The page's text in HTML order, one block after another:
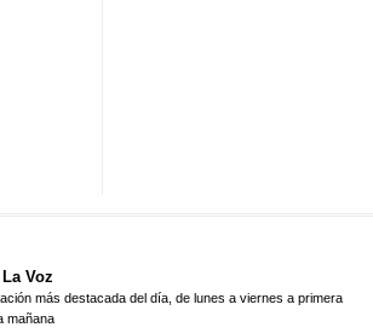
Voz
más destacada del día, de lunes a viernes a primera
mañana